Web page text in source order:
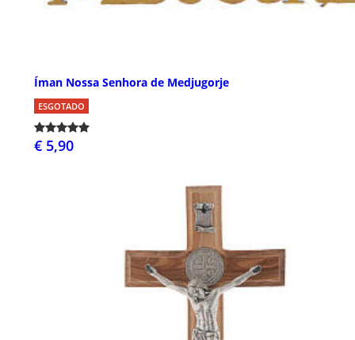
Íman Nossa Senhora de Medjugorje
ESGOTADO
€ 5,90